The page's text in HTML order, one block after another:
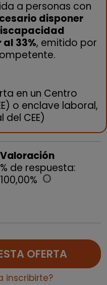
a personas con
disponer
33%, emitido por
en un Centro
o enclave laboral,
CEE)
Valoración
% de respuesta:
100,00% info
OFERTA
inscribirte?